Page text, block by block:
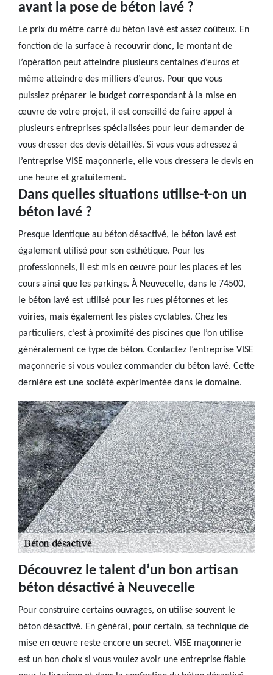
avant la pose de béton lavé ?
Le prix du mètre carré du béton lavé est assez coûteux. En
fonction de la surface à recouvrir donc, le montant de
l’opération peut atteindre plusieurs centaines d’euros et
même atteindre des milliers d’euros. Pour que vous
puissiez préparer le budget correspondant à la mise en
œuvre de votre projet, il est conseillé de faire appel à
plusieurs entreprises spécialisées pour leur demander de
vous dresser des devis détaillés. Si vous vous adressez à
l’entreprise VISE maçonnerie, elle vous dressera le devis en
une heure et gratuitement.
Dans quelles situations utilise-t-on un
béton lavé ?
Presque identique au béton désactivé, le béton lavé est
également utilisé pour son esthétique. Pour les
professionnels, il est mis en œuvre pour les places et les
cours ainsi que les parkings. À Neuvecelle, dans le 74500,
le béton lavé est utilisé pour les rues piétonnes et les
voiries, mais également les pistes cyclables. Chez les
particuliers, c’est à proximité des piscines que l’on utilise
généralement ce type de béton. Contactez l’entreprise VISE
maçonnerie si vous voulez commander du béton lavé. Cette
dernière est une société expérimentée dans le domaine.
Découvrez le talent d’un bon artisan
béton désactivé à Neuvecelle
Pour construire certains ouvrages, on utilise souvent le
béton désactivé. En général, pour certain, sa technique de
mise en œuvre reste encore un secret. VISE maçonnerie
est un bon choix si vous voulez avoir une entreprise fiable